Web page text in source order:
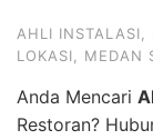
AHLI INSTALASI
LOKASI
MEDAN
Anda Mencari
Restoran?